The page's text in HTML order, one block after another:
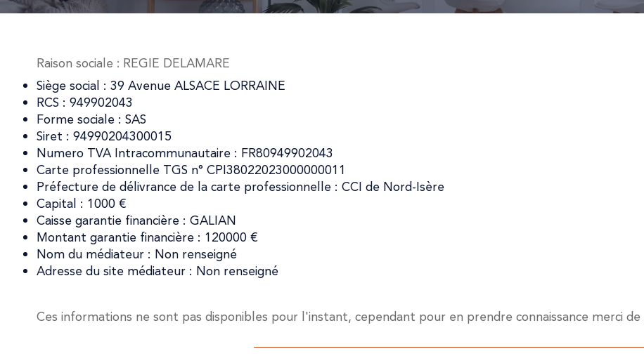
Raison sociale : REGIE DELAMARE
Siège social : 39 Avenue ALSACE LORRAINE
RCS : 949902043
Forme sociale : SAS
Siret : 94990204300015
Numero TVA Intracommunautaire : FR80949902043
Carte professionnelle TGS n° CPI38022023000000011
Préfecture de délivrance de la carte professionnelle : CCI de Nord-Isère
Capital : 1000 €
Caisse garantie financière : GALIAN
Montant garantie financière : 120000 €
Nom du médiateur : Non renseigné
Adresse du site médiateur : Non renseigné
Ces informations ne sont pas disponibles pour l'instant, cependant pour en prendre connaissance merci de